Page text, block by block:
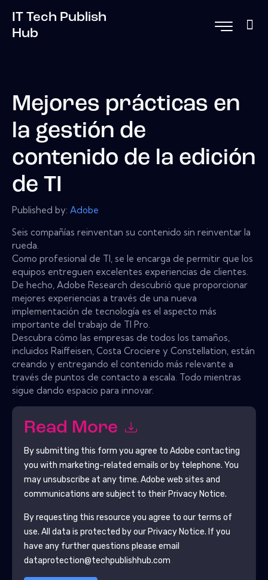
IT Tech Publish
Hub
Mejores prácticas en
la gestión de
contenido de la edición
de TI
Published by: Adobe
Seis compañías reinventan su contenido sin reinventar la
rueda.
Como profesional de TI, se le encarga de permitir que los
equipos entreguen excelentes experiencias de clientes.
De hecho, Adobe Research descubrió que proporcionar
mejores experiencias a través de una nueva
implementación de tecnología es el aspecto más
importante del trabajo de TI Pro.
Descubra cómo las empresas de todos los tamaños,
incluidos Raiffeisen, Costa Crociere y Constellation, están
creando y entregando el contenido más relevante a
través de puntos de contacto a escala. Todo mientras
sigue dando espacio para innovar.
Read More
By submitting this form you agree to Adobe contacting
you with marketing-related emails or by telephone. You
may unsubscribe at any time. Adobe web sites and
communications are subject to their Privacy Notice.
By requesting this resource you agree to our terms of
use. All data is protected by our Privacy Notice. If you
have any further questions please email
dataprotection@techpublishhub.com